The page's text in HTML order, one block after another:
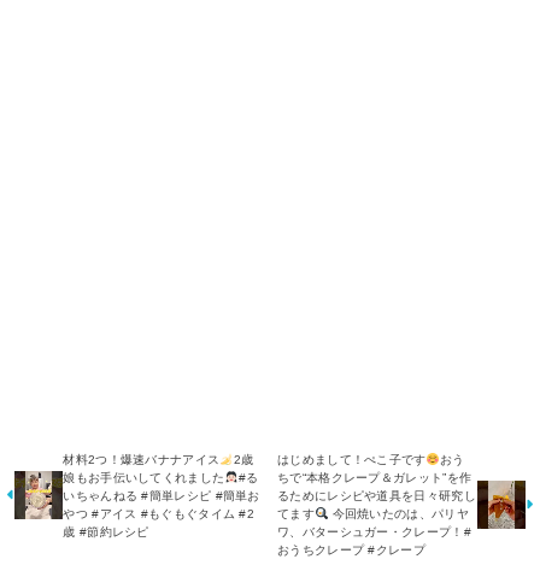
材料2つ！爆速バナナアイス
2歳
娘もお手伝いしてくれました
#る
いちゃんねる #簡単レシピ #簡単お
やつ #アイス #もぐもぐタイム #2
歳 #節約レシピ
はじめまして！ぺこ子です
おう
ちで“本格クレープ＆ガレット”を作
るためにレシピや道具を日々研究し
てます
今回焼いたのは、パリヤ
ワ、バターシュガー・クレープ！#
おうちクレープ #クレープ